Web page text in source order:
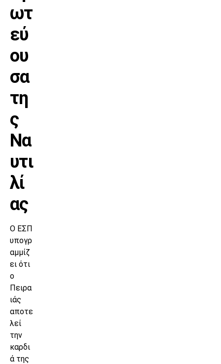
ωτ
εύ
ου
σα
τη
ς
Να
υτι
λί
ας
Ο ΕΣΠ
υπογρ
αμμίζ
ει ότι
ο
Πειρα
ιάς
αποτε
λεί
την
καρδι
ά της